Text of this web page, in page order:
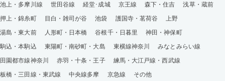
池上・多摩川線
世田谷線 経堂･成城 京王線 森下・住吉
浅草・蔵前
押上・錦糸町
目白・雑司が谷 池袋 護国寺・茗荷谷
上野
湯島・東大前
人形町・日本橋 谷根千・日暮里
神田・神保町
駒込・本駒込
東陽町・南砂町・大島 東横線神奈川
みなとみらい線
田園都市線神奈川
赤羽・十条・王子
練馬・大江戸線・西武線
板橋・三田線・東武線
中央線多摩 京急線 その他